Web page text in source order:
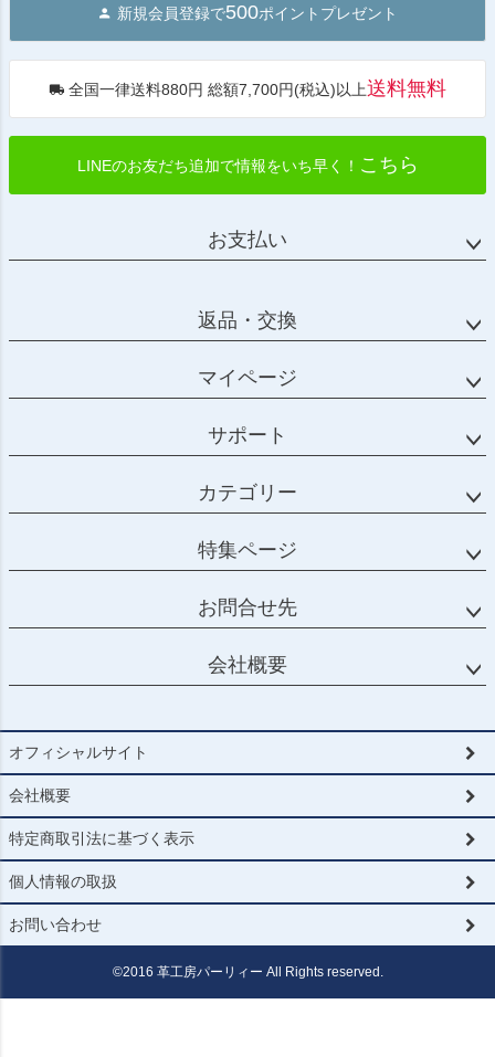
へ
新規会員登録で500ポイントプレゼント
全国一律送料880円 総額7,700円(税込)以上送料無料
LINEのお友だち追加で情報をいち早く！ こちら
お支払い
返品・交換
マイページ
サポート
カテゴリー
特集ページ
お問合せ先
会社概要
オフィシャルサイト
会社概要
特定商取引法に基づく表示
個人情報の取扱
お問い合わせ
©2016 革工房パーリィー All Rights reserved.